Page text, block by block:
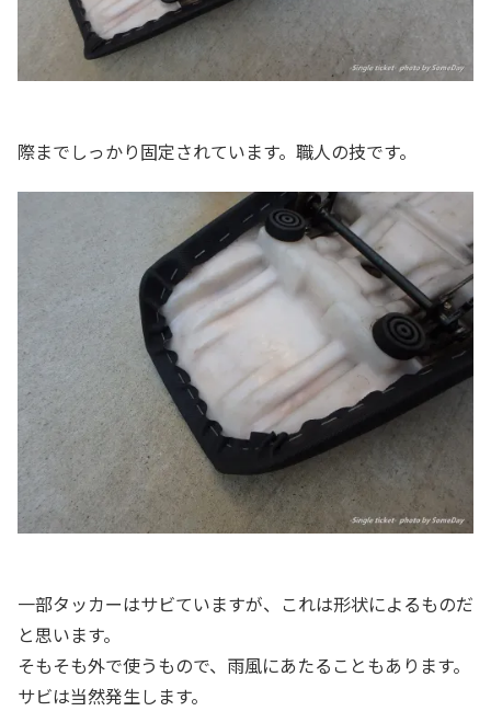
際までしっかり固定されています。職人の技です。
一部タッカーはサビていますが、これは形状によるものだ
と思います。
そもそも外で使うもので、雨風にあたることもあります。
サビは当然発生します。